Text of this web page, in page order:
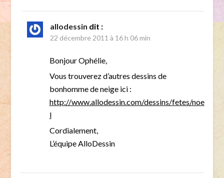
allodessin dit :
22 décembre 2011 à 16 h 06 min
Bonjour Ophélie,
Vous trouverez d’autres dessins de
bonhomme de neige ici :
http://www.allodessin.com/dessins/fetes/noe
l
Cordialement,
L’équipe AlloDessin